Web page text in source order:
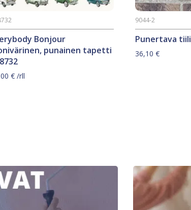
Bonjour
punainen tapetti
€ /rll
Punertava
9044-2
36,10 €